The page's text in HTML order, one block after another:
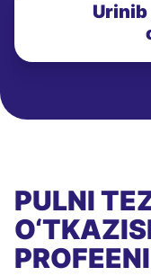
Urinib
PULNI